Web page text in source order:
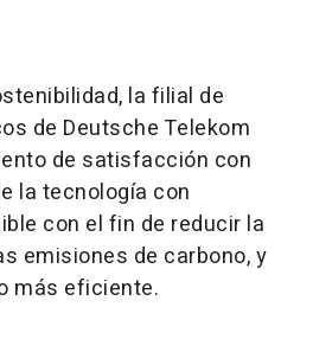
la filial de
de Deutsche Telekom
de satisfacción con
la tecnología con
con el fin de reducir la
emisiones de carbono, y
más eficiente.